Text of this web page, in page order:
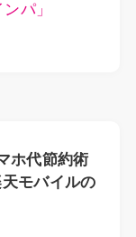
パ」
ホ代節約術
モバイルの